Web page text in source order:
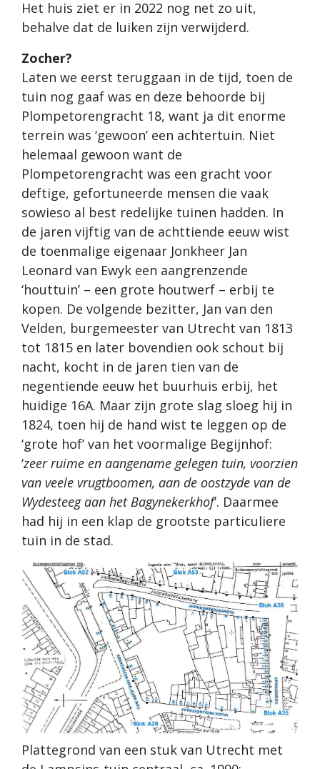
Het huis ziet er in 2022 nog net zo uit,
behalve dat de luiken zijn verwijderd.
Zocher?
Laten we eerst teruggaan in de tijd, toen de
tuin nog gaaf was en deze behoorde bij
Plompetorengracht 18, want ja dit enorme
terrein was ‘gewoon’ een achtertuin. Niet
helemaal gewoon want de
Plompetorengracht was een gracht voor
deftige, gefortuneerde mensen die vaak
sowieso al best redelijke tuinen hadden. In
de jaren vijftig van de achttiende eeuw wist
de toenmalige eigenaar Jonkheer Jan
Leonard van Ewyk een aangrenzende
‘houttuin’ – een grote houtwerf – erbij te
kopen. De volgende bezitter, Jan van den
Velden, burgemeester van Utrecht van 1813
tot 1815 en later bovendien ook schout bij
nacht, kocht in de jaren tien van de
negentiende eeuw het buurhuis erbij, het
huidige 16A. Maar zijn grote slag sloeg hij in
1824, toen hij de hand wist te leggen op de
‘grote hof’ van het voormalige Begijnhof:
‘zeer ruime en aangename gelegen tuin, voorzien
van veele vrugtboomen, aan de oostzyde van de
Wydesteeg aan het Bagynekerkhof’. Daarmee
had hij in een klap de grootste particuliere
tuin in de stad.
Plattegrond van een stuk van Utrecht met